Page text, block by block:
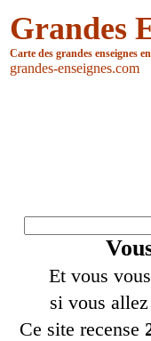
Grandes
Carte des grandes enseignes
grandes-enseignes.com
Et vous
si vous
Ce site recense